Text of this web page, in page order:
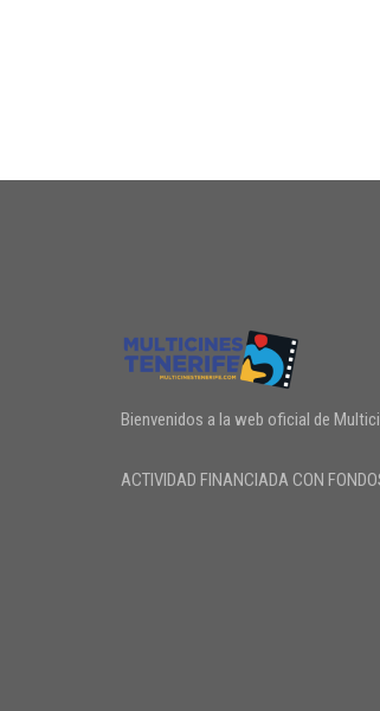
Bienvenidos a la web oficial de
ACTIVIDAD FINANCIADA CON